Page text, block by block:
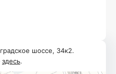
шоссе, 34к2.
здесь.